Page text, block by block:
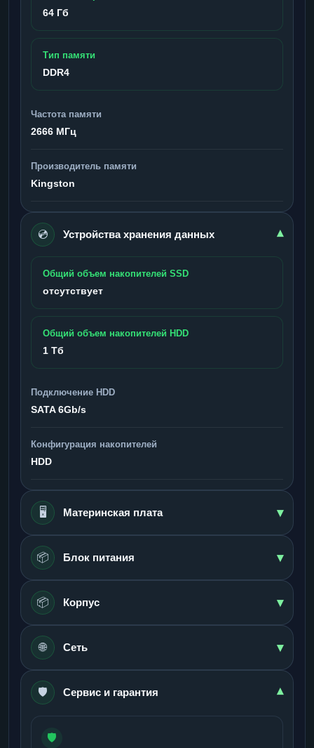
64 Гб
Тип памяти
DDR4
Частота памяти
2666 МГц
Производитель памяти
Kingston
💿 Устройства хранения данных ▾
Общий объем накопителей SSD
отсутствует
Общий объем накопителей HDD
1 Тб
Подключение HDD
SATA 6Gb/s
Конфигурация накопителей
HDD
🖥️ Материнская плата ▾
📦 Блок питания ▾
📦 Корпус ▾
🌐 Сеть ▾
🛡️ Сервис и гарантия ▾
🛡️